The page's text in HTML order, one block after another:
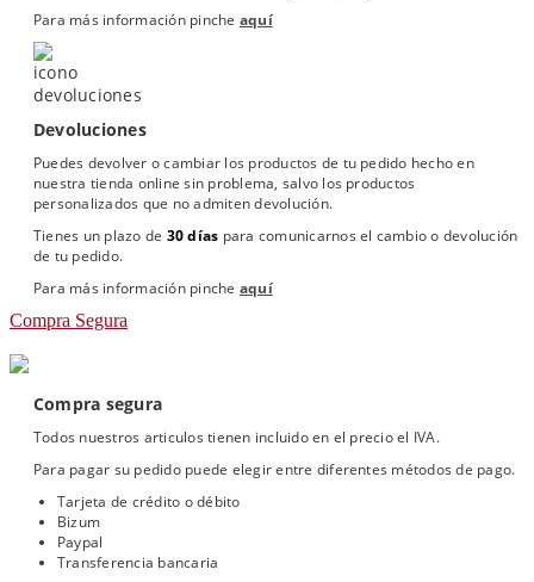
Para más información pinche aquí
Devoluciones
Puedes devolver o cambiar los productos de tu pedido hecho en
nuestra tienda online sin problema, salvo los productos
personalizados que no admiten devolución.
Tienes un plazo de 30 días para comunicarnos el cambio o devolución
de tu pedido.
Para más información pinche aquí
Compra Segura
Compra segura
Todos nuestros articulos tienen incluido en el precio el IVA.
Para pagar su pedido puede elegir entre diferentes métodos de pago.
Tarjeta de crédito o débito
Bizum
Paypal
Transferencia bancaria